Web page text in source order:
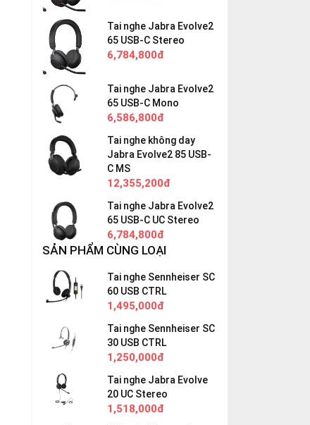
Tai nghe Jabra Evolve2
65 USB-C Stereo
6,784,800đ
Tai nghe Jabra Evolve2
65 USB-C Mono
6,586,800đ
Tai nghe không day
Jabra Evolve2 85 USB-
C MS
12,355,200đ
Tai nghe Jabra Evolve2
65 USB-C UC Stereo
6,784,800đ
SẢN PHẨM CÙNG LOẠI
Tai nghe Sennheiser SC
60 USB CTRL
1,495,000đ
Tai nghe Sennheiser SC
30 USB CTRL
1,250,000đ
Tai nghe Jabra Evolve
20 UC Stereo
1,518,000đ